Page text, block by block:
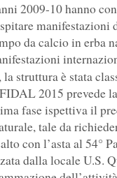
2009-10 hanno
da calcio in erba
struttura è stata
2015 prevede
fase ispettiva il
tale da
con l’asta al 54°
dalla locale U.S.